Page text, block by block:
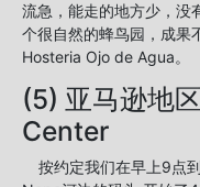
流急，能走的地方少，没
个很自然的蜂鸟园，成果
Hosteria Ojo de Agua。
(5) 亚马逊地
Center
按约定我们在早上9点